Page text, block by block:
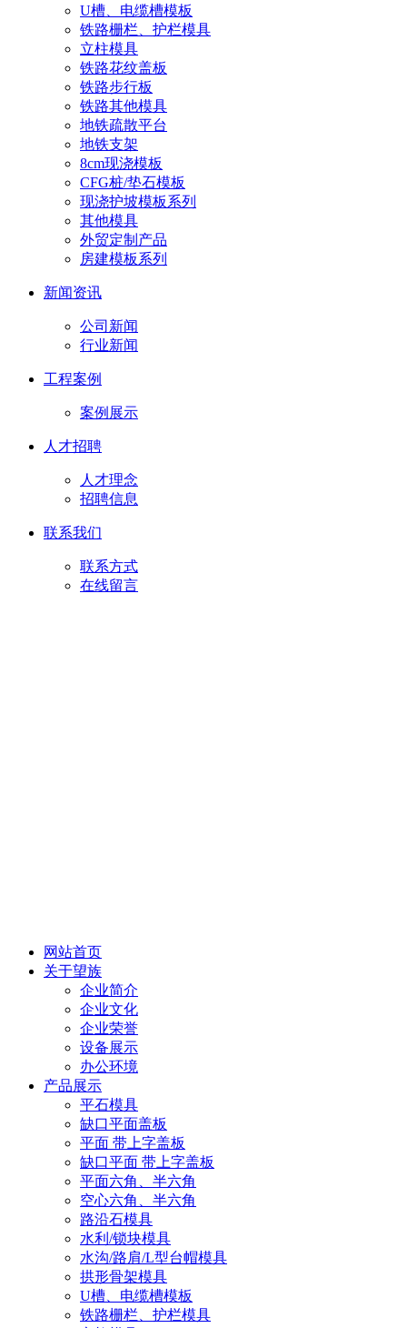
U槽、电缆槽模板
铁路栅栏、护栏模具
立柱模具
铁路花纹盖板
铁路步行板
铁路其他模具
地铁疏散平台
地铁支架
8cm现浇模板
CFG桩/垫石模板
现浇护坡模板系列
其他模具
外贸定制产品
房建模板系列
新闻资讯
公司新闻
行业新闻
工程案例
案例展示
人才招聘
人才理念
招聘信息
联系我们
联系方式
在线留言
网站首页
关于望族
企业简介
企业文化
企业荣誉
设备展示
办公环境
产品展示
平石模具
缺口平面盖板
平面 带上字盖板
缺口平面 带上字盖板
平面六角、半六角
空心六角、半六角
路沿石模具
水利/锁块模具
水沟/路肩/L型台帽模具
拱形骨架模具
U槽、电缆槽模板
铁路栅栏、护栏模具